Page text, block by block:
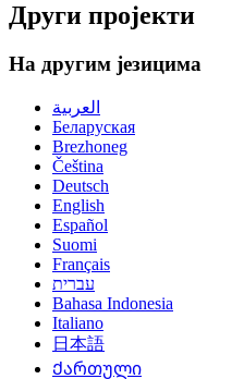
Други пројекти
На другим језицима
العربية
Беларуская
Brezhoneg
Čeština
Deutsch
English
Español
Suomi
Français
עברית
Bahasa Indonesia
Italiano
日本語
Ქართული